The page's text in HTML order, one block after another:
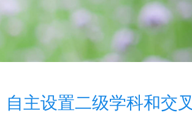
主设置二级学科和交叉